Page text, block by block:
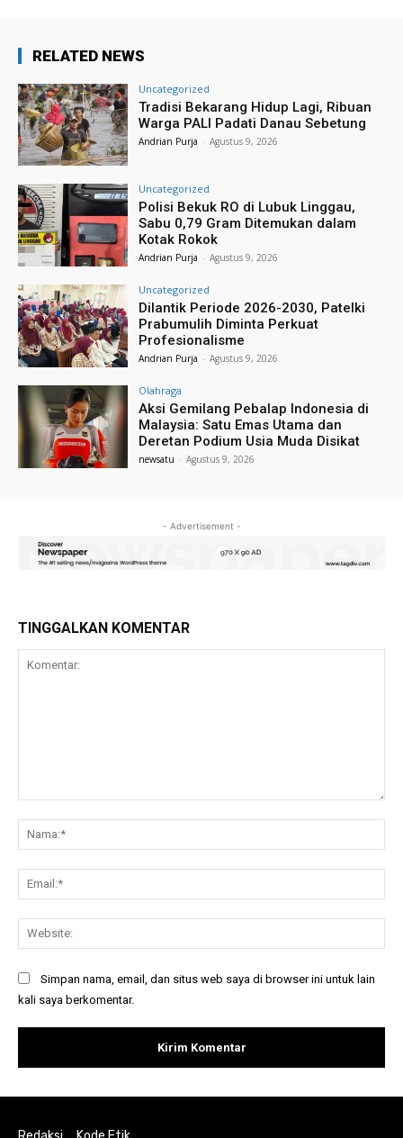
RELATED NEWS
Uncategorized
Tradisi Bekarang Hidup Lagi, Ribuan
Warga PALI Padati Danau Sebetung
Andrian Purja - Agustus 9, 2026
Uncategorized
Polisi Bekuk RO di Lubuk Linggau,
Sabu 0,79 Gram Ditemukan dalam
Kotak Rokok
Andrian Purja - Agustus 9, 2026
Uncategorized
Dilantik Periode 2026-2030, Patelki
Prabumulih Diminta Perkuat
Profesionalisme
Andrian Purja - Agustus 9, 2026
Olahraga
Aksi Gemilang Pebalap Indonesia di
Malaysia: Satu Emas Utama dan
Deretan Podium Usia Muda Disikat
newsatu - Agustus 9, 2026
- Advertisement -
TINGGALKAN KOMENTAR
Simpan nama, email, dan situs web saya di browser ini untuk lain
kali saya berkomentar.